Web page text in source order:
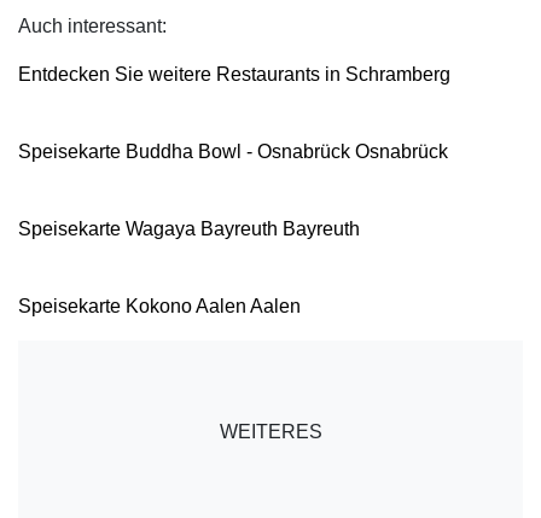
Auch interessant:
Entdecken Sie weitere Restaurants in Schramberg
Speisekarte Buddha Bowl - Osnabrück Osnabrück
Speisekarte Wagaya Bayreuth Bayreuth
Speisekarte Kokono Aalen Aalen
WEITERES